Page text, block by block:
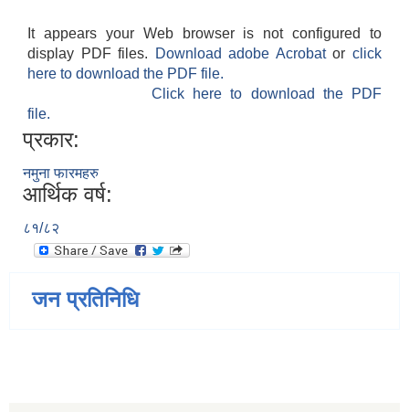
It appears your Web browser is not configured to
display PDF files.
Download adobe Acrobatorclick
here to download the PDF file.
Click here to download the PDF
file.
प्रकार:
नमुना फारमहरु
आर्थिक वर्ष:
८१/८२
जन प्रतिनिधि